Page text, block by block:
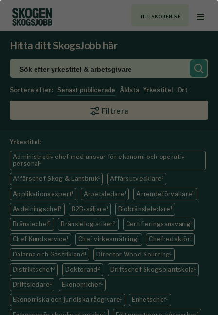
TILL SKOGEN.SE
Hitta ditt SkogsJobb här
Sortera efter: Senast publicerade Äldsta Yrkestitel Ort
Filtrera
Yrkestitel:
Administrativ chef med ansvar för ekonomi och operativ
personal1
Affärschef Skog & Lantbruk1 Affärsutvecklare 1
Applikationsexpert1 Arbetsledare1 Arrendeförvaltare1
Avdelningschef1 B2B-säljare 1 Biobränsleledare 1
Bränslechef1 Bränslelogistiker2 Certifieringsansvarig1
Chef Kundservice1 Chef virkesmätning1 Chefredaktör1
Dalarna och Gästrikland 1 Director Wood Sourcing1
Distriktschef3 Doktorand 2 Driftschef Skogsplantskola 1
Driftsledare 1 Ekonomichef1
Ekonomiska och juridiska rådgivare1 Enhetschef1
1 1